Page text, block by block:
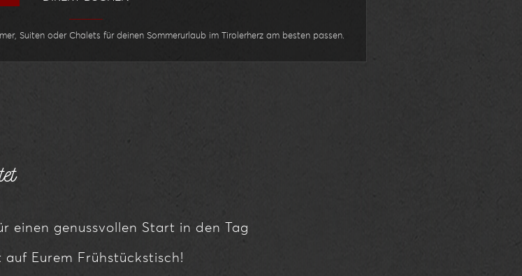
Suiten oder Chalets für deinen Sommerurlaub im Tirolerherz am besten passen.
einen genussvollen Start in den Tag
Eurem Frühstückstisch!